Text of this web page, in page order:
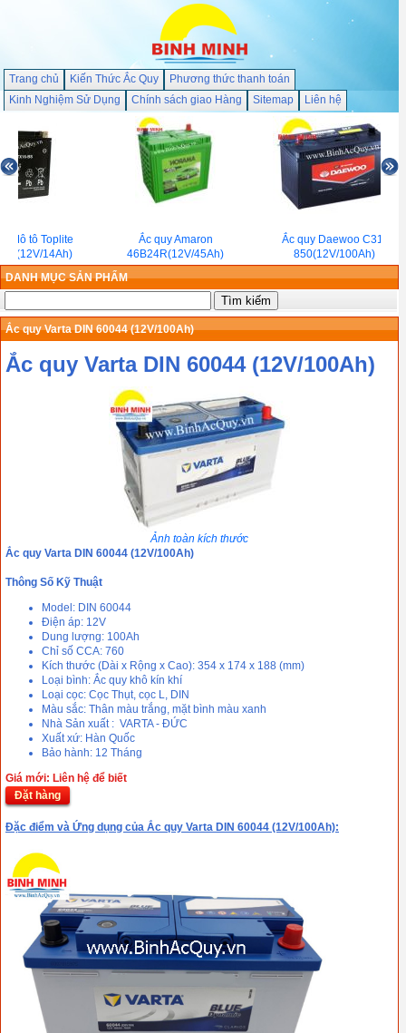
Trang chủ Kiến Thức Ắc Quy
Phương thức thanh toán
Kinh Nghiệm Sử Dụng
Chính sách giao Hàng Sitemap Liên hệ
Mô tô Toplite
(12V/14Ah)
Ắc quy Amaron
46B24R(12V/45Ah)
Ắc quy Daewoo C31-
850(12V/100Ah)
DANH MỤC SẢN PHẨM
Ắc quy Varta DIN 60044 (12V/100Ah)
Ắc quy Varta DIN 60044 (12V/100Ah)
Ảnh toàn kích thước
Ắc quy Varta DIN 60044 (12V/100Ah)
Thông Số Kỹ Thuật
Model: DIN 60044
Điện áp: 12V
Dung lượng: 100Ah
Chỉ số CCA: 760
Kích thước (Dài x Rộng x Cao): 354 x 174 x 188 (mm)
Loại bình: Ắc quy khô kín khí
Loại cọc: Cọc Thụt, cọc L, DIN
Màu sắc: Thân màu trắng, mặt bình màu xanh
Nhà Sản xuất : VARTA - ĐỨC
Xuất xứ: Hàn Quốc
Bảo hành: 12 Tháng
Giá mới: Liên hệ để biết
Đặt hàng
Đặc điểm và Ứng dụng của Ắc quy Varta DIN 60044 (12V/100Ah):